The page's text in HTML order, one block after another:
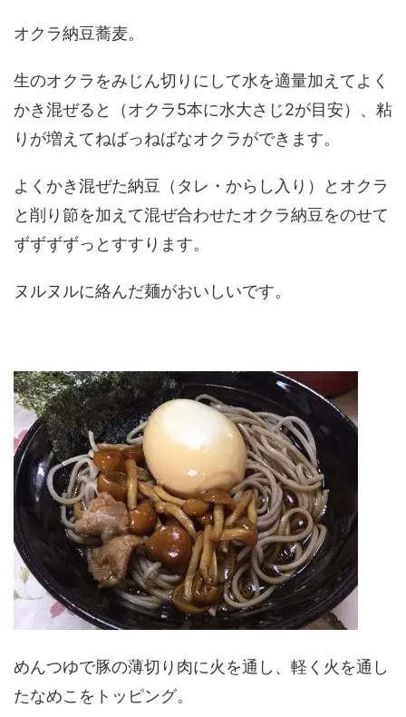
オクラ納豆蕎麦。
生のオクラをみじん切りにして水を適量加えてよく
かき混ぜると（オクラ5本に水大さじ2が目安）、粘
りが増えてねばっねばなオクラができます。
よくかき混ぜた納豆（タレ・からし入り）とオクラ
と削り節を加えて混ぜ合わせたオクラ納豆をのせて
ずずずずっとすすります。
ヌルヌルに絡んだ麺がおいしいです。
めんつゆで豚の薄切り肉に火を通し、軽く火を通し
たなめこをトッピング。